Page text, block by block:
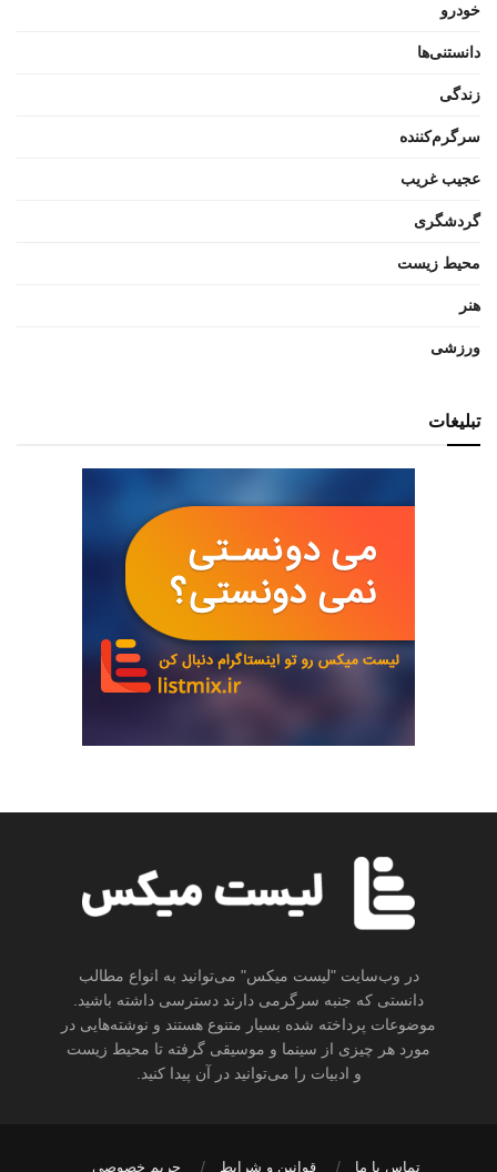
خودرو
دانستنی‌ها
زندگی
سرگرم‌کننده
عجیب غریب
گردشگری
محیط زیست
هنر
ورزشی
تبلیغات
در وب‌سایت "لیست میکس" می‌توانید به انواع مطالب
دانستی که جنبه سرگرمی دارند دسترسی داشته باشید.
موضوعات پرداخته شده بسیار متنوع هستند و نوشته‌هایی در
مورد هر چیزی از سینما و موسیقی گرفته تا محیط زیست
و ادبیات را می‌توانید در آن پیدا کنید.
تماس با ما قوانین و شرایط حریم خصوصی